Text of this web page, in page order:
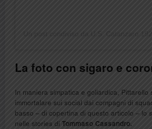
La foto con sigaro e
In maniera simpatica e goliardica, Pittarello
immortalare sui social dai compagni di
basso – di copertina di questo articolo – lo
nelle stories di Tommaso Cassandro.